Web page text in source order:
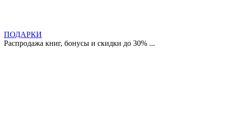
ПОДАРКИ
Распродажа книг, бонусы и скидки до 30% ...